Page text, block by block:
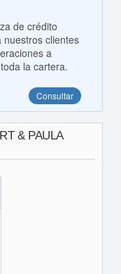
de crédito
nuestros clientes
a
la cartera.
Consultar
& PAULA